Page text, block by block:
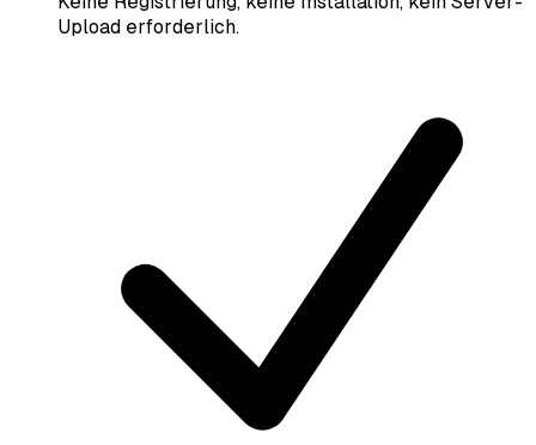
Upload erforderlich.